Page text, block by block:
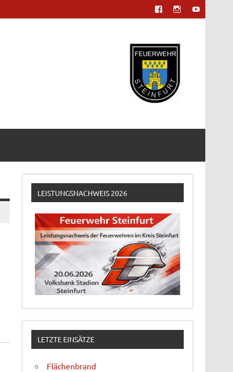
LEISTUNGSNACHWEIS 2026
LETZTE EINSÄTZE
Flächenbrand